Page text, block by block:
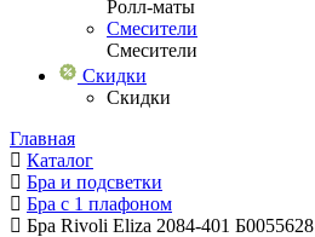
Ролл-маты
Смесители
Смесители
Скидки
Скидки
Главная
Каталог
Бра и подсветки
Бра с 1 плафоном
Бра Rivoli Eliza 2084-401 Б0055628